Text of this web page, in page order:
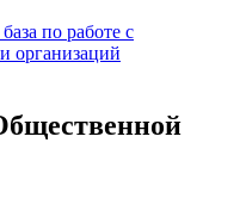
по работе с
организаций